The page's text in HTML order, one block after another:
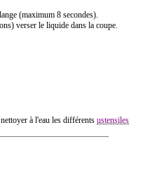
(maximum 8 secondes).
verser le liquide dans la coupe.
à l'eau les différents ustensiles